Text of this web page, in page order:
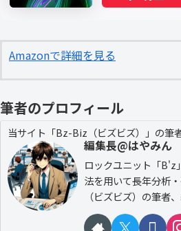
Amazonで詳細を見る
筆者のプロフィール
当サイト「Bz-Biz（ビズビズ）」の筆
編集長@はやみん
ロックユニット「B'z
法を用いて長年分析
（ビズビズ）の筆者